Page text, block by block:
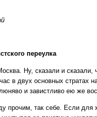
переулка
Ну, сказали и
в двух основных стратах
и завистливо ею же
прочим, так себе. Если